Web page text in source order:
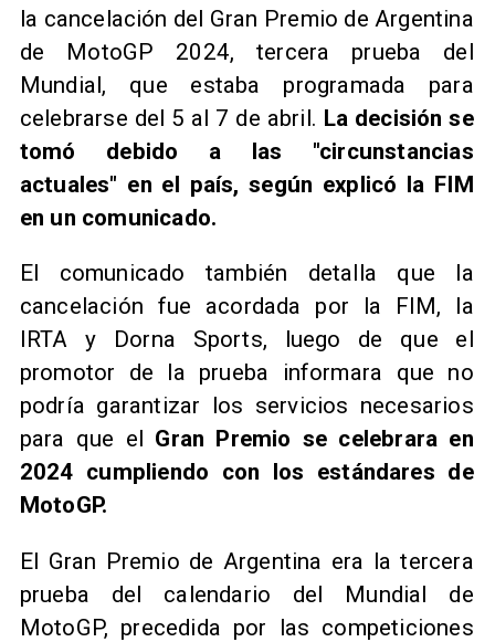
la cancelación del Gran Premio de Argentina
de MotoGP 2024, tercera prueba del
Mundial, que estaba programada para
celebrarse del 5 al 7 de abril. La decisión se
tomó debido a las "circunstancias
actuales" en el país, según explicó la FIM
en un comunicado.
El comunicado también detalla que la
cancelación fue acordada por la FIM, la
IRTA y Dorna Sports, luego de que el
promotor de la prueba informara que no
podría garantizar los servicios necesarios
para que el Gran Premio se celebrara en
2024 cumpliendo con los estándares de
MotoGP.
El Gran Premio de Argentina era la tercera
prueba del calendario del Mundial de
MotoGP, precedida por las competiciones